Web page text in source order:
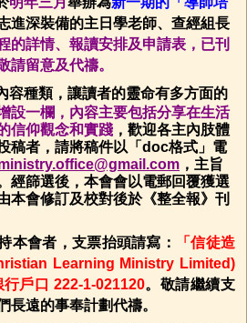
進深裝備的主日學老師、查經組長
的詳情、報讀安排及申請表，已刊
請留意及代禱。
容種類，讓讀者的靈命有多方面的
設一欄，內容主要包括分享在生活
信仰觀念和實踐 ，歡迎各主內肢體
稿者，請將稿件以「doc格式」電
，主旨
經篩選後，本會會以電郵回覆獲選
本會修訂及校對後於《整全報》刊
本會者，支票抬頭請寫：
「信徒造
Learning Ministry Limited)
行戶口 222-1-021120。敬請繼續支
長遠的事奉計劃代禱。